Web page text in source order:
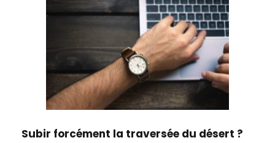
Subir forcément la traversée du désert ?